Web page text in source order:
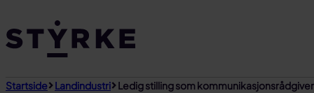
til
innhold
Startside Landindustri Ledig stilling som kommunikasjonsrådgiver